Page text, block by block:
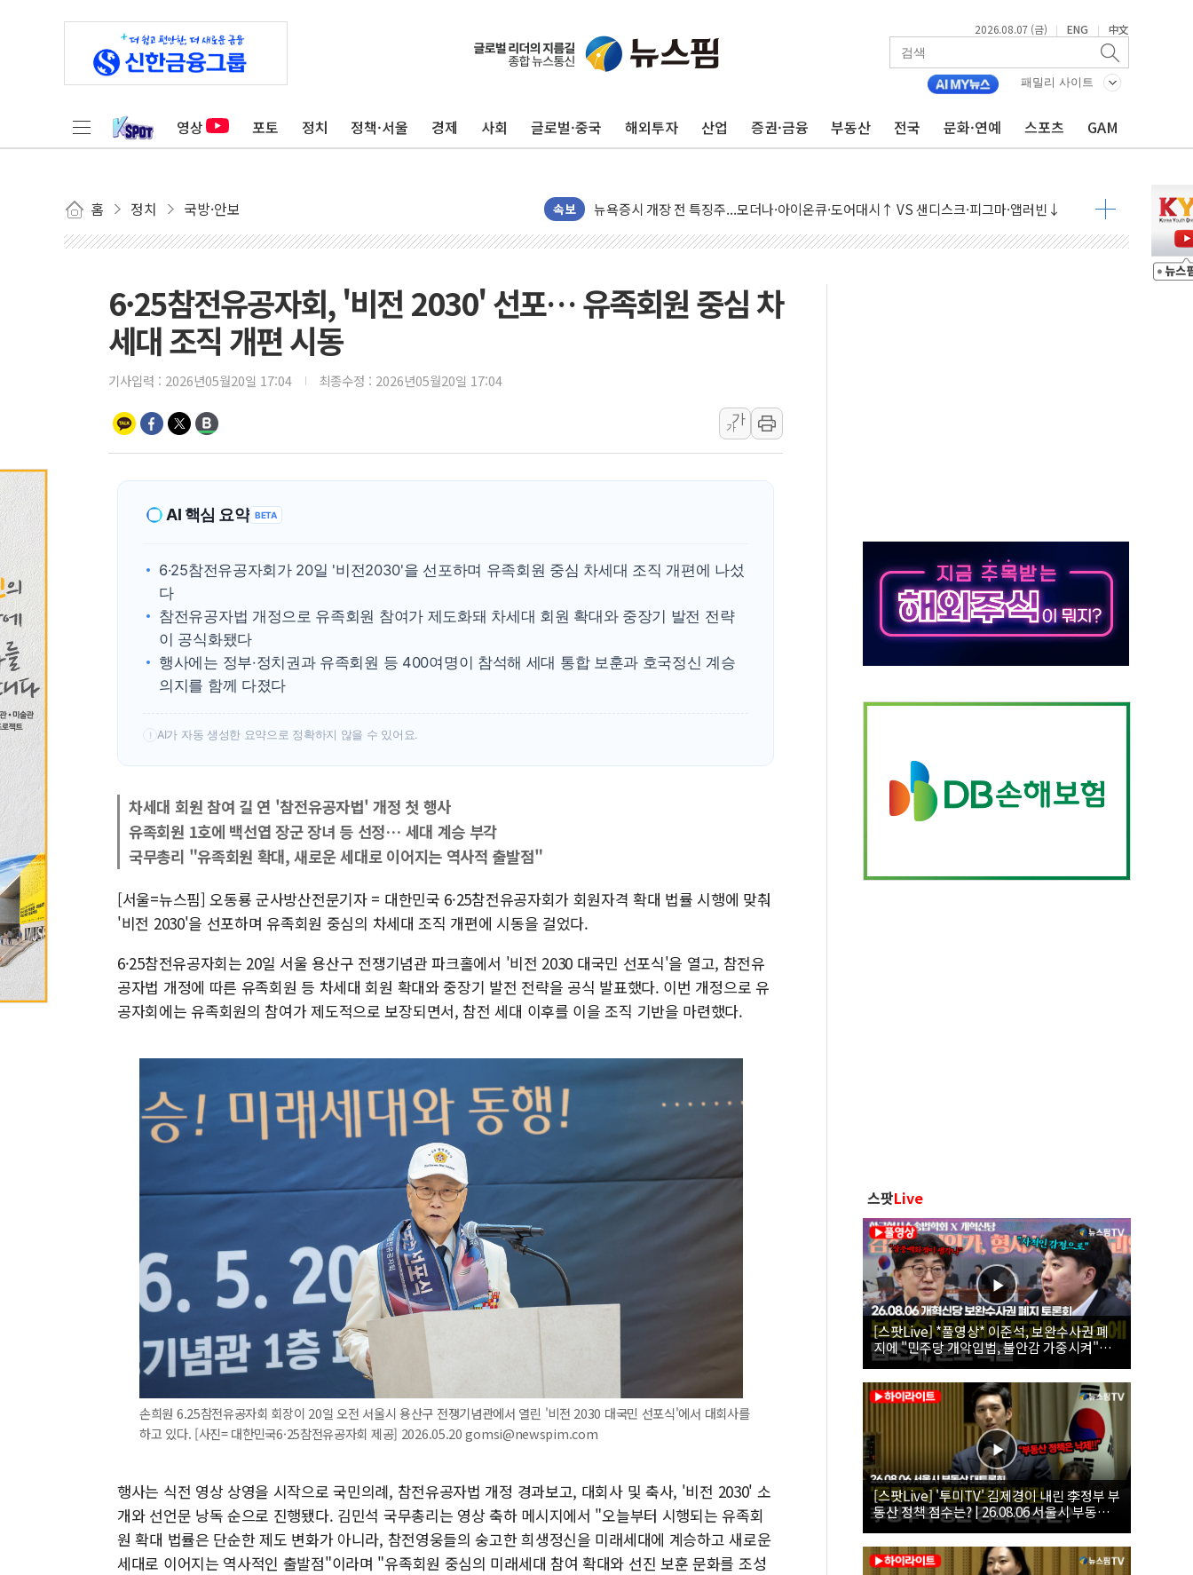
2026.08.07 (금) | ENG | 中文
패밀리 사이트
영상 포토 정치 정책·서울 경제 사회 글로벌·중국 해외투자 산업 증권·금융 부동산 전국 문화·연예 스포츠 GAM
홈 정치 국방·안보 속보
리투아니아 국방 "러, 우크라 드론으로 나토 회원국 공격 검토… 거짓 깃발 작전"
김정관 장관 "영업이익 N% 성과급 반대…상법·자본시장법 개정 논의"
뉴욕증시 프리뷰, 미 주가선물 AI주 차익실현 속 혼조세...웨스턴디지털·샌디스크↓
금값 7주 만에 최고…美 고용 둔화·호르무즈 재개방 기대에 강세
[인도증시] 중동 긴장 완화에 실적 호조까지, 상승...호실적 보고 기업 상승세 뚜렷
양주 섬유염색공장서 화재 1명 중상…대응 1단계 진압 중
김정관 산업부 장관 "주 52시간 손봐야, 경쟁상대 中과 비교해야"
해군 1함대 창설 80주년…지역과 함께하는 '선봉'의 대민 봉사
주한미군 "오산기지 누출, 백린 아닌 무해한 표면 부식 물질"
구미 폐염산처리업체서 불 2시간30여분만에 진화...외국인 노동자 숨져
6·25참전유공자회, '비전 2030' 선포… 유족회원 중심 차
세대 조직 개편 시동
기사입력 : 2026년05월20일 17:04 최종수정 : 2026년05월20일 17:04
가
가
AI 핵심 요약 BETA
6·25참전유공자회가 20일 '비전2030'을 선포하며 유족회원 중심 차세대 조직 개편에 나섰
다
참전유공자법 개정으로 유족회원 참여가 제도화돼 차세대 회원 확대와 중장기 발전 전략
이 공식화됐다
행사에는 정부·정치권과 유족회원 등 400여명이 참석해 세대 통합 보훈과 호국정신 계승
의지를 함께 다졌다
! AI가 자동 생성한 요약으로 정확하지 않을 수 있어요.
차세대 회원 참여 길 연 '참전유공자법' 개정 첫 행사
유족회원 1호에 백선엽 장군 장녀 등 선정… 세대 계승 부각
국무총리 "유족회원 확대, 새로운 세대로 이어지는 역사적 출발점"
[서울=뉴스핌] 오동룡 군사방산전문기자 = 대한민국 6·25참전유공자회가 회원자격 확대 법률 시행에 맞춰
'비전 2030'을 선포하며 유족회원 중심의 차세대 조직 개편에 시동을 걸었다.
6·25참전유공자회는 20일 서울 용산구 전쟁기념관 파크홀에서 '비전 2030 대국민 선포식'을 열고, 참전유
공자법 개정에 따른 유족회원 등 차세대 회원 확대와 중장기 발전 전략을 공식 발표했다. 이번 개정으로 유
공자회에는 유족회원의 참여가 제도적으로 보장되면서, 참전 세대 이후를 이을 조직 기반을 마련했다.
손희원 6.25참전유공자회 회장이 20일 오전 서울시 용산구 전쟁기념관에서 열린 '비전 2030 대국민 선포식'에서 대회사를
하고 있다. [사진= 대한민국6·25참전유공자회 제공] 2026.05.20 gomsi@newspim.com
행사는 식전 영상 상영을 시작으로 국민의례, 참전유공자법 개정 경과보고, 대회사 및 축사, '비전 2030' 소
개와 선언문 낭독 순으로 진행됐다. 김민석 국무총리는 영상 축하 메시지에서 "오늘부터 시행되는 유족회
원 확대 법률은 단순한 제도 변화가 아니라, 참전영웅들의 숭고한 희생정신을 미래세대에 계승하고 새로운
세대로 이어지는 역사적인 출발점"이라며 "유족회원 중심의 미래세대 참여 확대와 선진 보훈 문화를 조성
스팟Live
[스팟Live] *풀영상* 이준석, 보완수사권 폐
지에 "민주당 개악입법, 불안감 가중시켜"｜
26.08.06 개혁신당 보완수사권 폐지 토론회
[스팟Live] '투미TV' 김제경이 내린 李정부 부
동산 정책 점수는? | 26.08.06 서울시 부동산
대토론회